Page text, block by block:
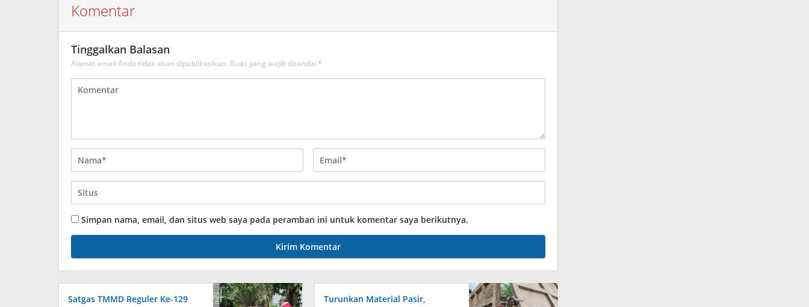
Komentar
Tinggalkan Balasan
Alamat email Anda tidak akan dipublikasikan. Ruas yang wajib ditandai *
Simpan nama, email, dan situs web saya pada peramban ini untuk komentar saya berikutnya.
Satgas TMMD Reguler Ke-129
Turunkan Material Pasir,